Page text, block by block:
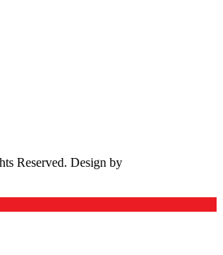
Reserved. Design by